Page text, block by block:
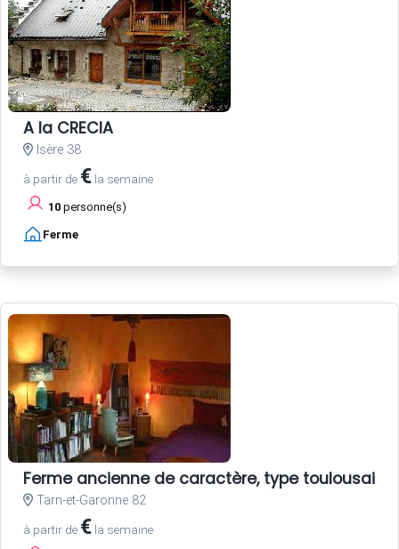
A la CRECIA
Isère 38
à partir de € la semaine
10 personne(s)
Ferme
Ferme ancienne de caractère, type toulousaine
Tarn-et-Garonne 82
à partir de € la semaine